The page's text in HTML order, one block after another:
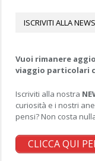
ISCRIVITI ALLA
Vuoi rimanere
viaggio particolari
Iscriviti alla nostra
curiosità e i nostri
pensi? Non costa
CLICCA QUI